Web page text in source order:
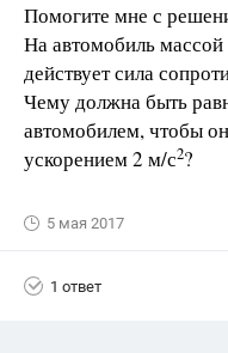
Помогите мне с
На автомобиль массой
действует сила
Чему должна быть
автомобилем, чтобы
ускорением 2 м/с2?
5 мая 2017
1 ответ